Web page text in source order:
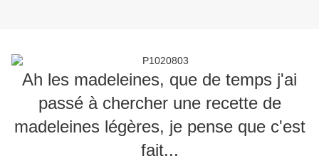
Ah les madeleines, que de temps j'ai
passé à chercher une recette de
madeleines légères, je pense que c'est
fait...